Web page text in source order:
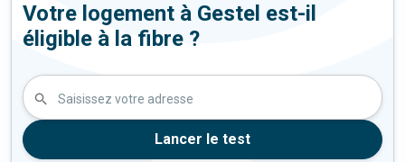
Votre logement à Gestel est-il
éligible à la fibre ?
Saisissez votre adresse
Lancer le test